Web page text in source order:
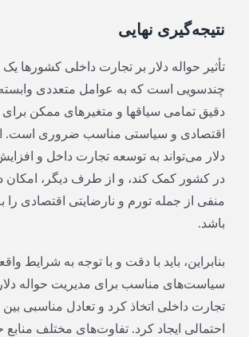
نتیجه‌گیری نهایی
تأثیر حواله دلار بر تجارت داخلی کشورها
چندسویی است که به عوامل متعددی
دقیق تمامی سیاقها و متغیرهای ممکن برای
اقتصادی و سیاستی مناسب ضروری است.
دلار می‌تواند به توسعه تجارت داخل و
در کشور کمک کند، و از طرف دیگر، امکان
منفی از جمله تورم و نارضایتی اقتصادی را
باشد.
بنابراین، باید با دقت و با توجه به شرایط
سیاست‌های مناسب برای مدیریت حواله دلار
تجارت داخلی اتخاذ کرد و تعادل مناسبی
احتمالی ایجاد کرد. تفاوت‌های مختلف منابع